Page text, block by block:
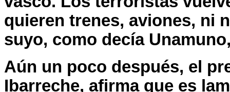
quieren trenes, aviones, ni
suyo, como decía
Aún un poco después, el
Ibarreche, afirma que es